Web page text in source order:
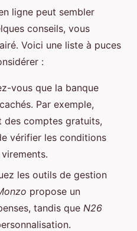
ligne peut sembler
conseils, vous
Voici une liste à puces
:
vous que la banque
Par exemple,
des comptes gratuits,
vérifier les conditions
les outils de gestion
propose un
tandis que N26